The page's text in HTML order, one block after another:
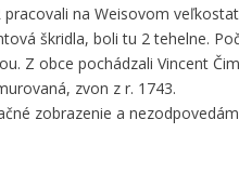
na Weisovom
škridla, boli tu 2 tehelne.
Z obce pochádzali Vincent
zvon z r. 1743.
zobrazenie a